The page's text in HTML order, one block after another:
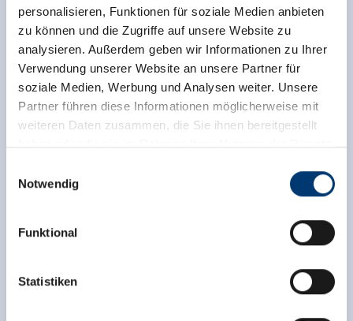
personalisieren, Funktionen für soziale Medien anbieten
zu können und die Zugriffe auf unsere Website zu
analysieren. Außerdem geben wir Informationen zu Ihrer
Verwendung unserer Website an unsere Partner für
soziale Medien, Werbung und Analysen weiter. Unsere
Partner führen diese Informationen möglicherweise mit
weiteren Daten zusammen, die Sie ihnen bereitgestellt
haben oder die sie im Rahmen Ihrer Nutzung der Dienste
Rohr 23// A-6280 Zell am Ziller
www.zillertalarena.com
Notwendig
Funktional
Statistiken